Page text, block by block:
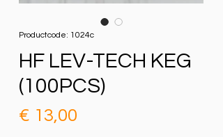
Productcode: 1024c
HF LEV-TECH KEG
(100PCS)
€ 13,00